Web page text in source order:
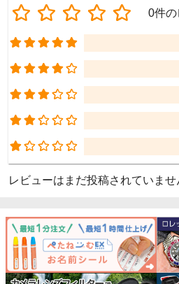
0件の
レビューはまだ投稿されていませ